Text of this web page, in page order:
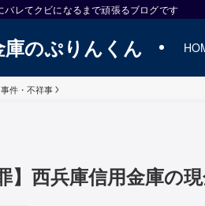
バレてクビになるまで頑張るブログです
庫のぷりんくん
事件・不祥事
】西兵庫信用金庫の